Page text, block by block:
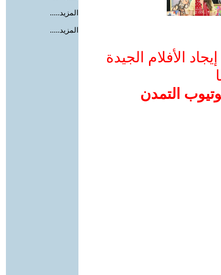
الأفلام الجيدة
التمدن
المزيد.....
المزيد.....